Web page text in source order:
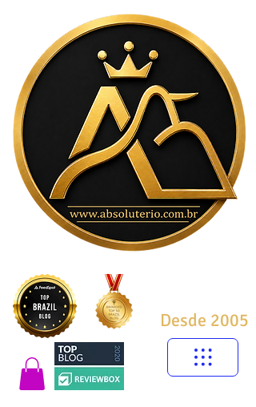
Desde 2005